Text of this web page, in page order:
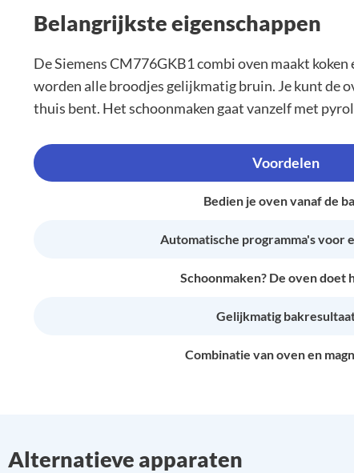
Belangrijkste eigenschappen
De Siemens CM776GKB1 combi oven maakt
worden alle broodjes gelijkmatig bruin. Je kunt de
thuis bent. Het schoonmaken gaat vanzelf met
Voordelen
Bedien je oven vanaf de
Automatische programma's voor
Schoonmaken? De oven doet
Gelijkmatig
Combinatie van oven en
Alternatieve apparaten